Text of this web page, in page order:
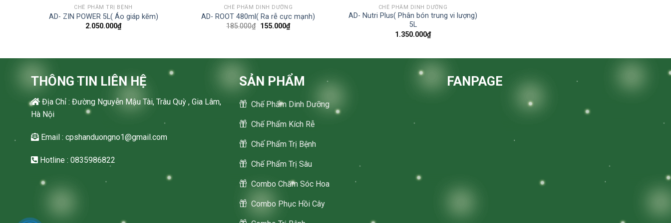
CHẾ PHẨM TRỊ BỆNH
AD- ZIN POWER 5L( Áo giáp kẽm)
2.050.000₫
CHẾ PHẨM DINH DƯỠNG
AD- ROOT 480ml( Ra rễ cực mạnh)
185.000₫ Original
155.000₫Current
price
CHẾ PHẨM DINH DƯỠNG
AD- Nutri Plus( Phân bón trung vi lượng)
5L
1.350.000₫
THÔNG TIN LIÊN HỆ
Địa Chỉ : Đường Nguyễn Mậu Tài, Trâu Quỳ , Gia Lâm,
Hà Nội
Email : cpshanduongno1@gmail.com
Hotline : 0835986822
SẢN PHẨM
Chế Phẩm Dinh Dưỡng
Chế Phẩm Kích Rễ
Chế Phẩm Trị Bệnh
Chế Phẩm Trị Sâu
Combo Chăm Sóc Hoa
Combo Phục Hồi Cây
FANPAGE